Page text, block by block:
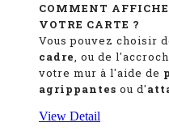
COMMENT
VOTRE CARTE ?
Vous pouvez choisir
cadre, ou de
votre mur à l'aide de
agrippantes ou d'
View Detail